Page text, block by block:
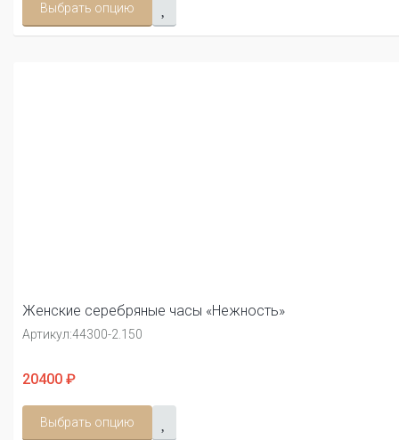
Выбрать опцию
Женские серебряные часы «Нежность»
Артикул:44300-2.150
20400 ₽
Выбрать опцию